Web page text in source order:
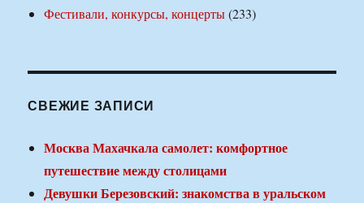
Фестивали, конкурсы, концерты(233)
СВЕЖИЕ ЗАПИСИ
Москва Махачкала самолет: комфортное
путешествие между столицами
Девушки Березовский: знакомства в уральском